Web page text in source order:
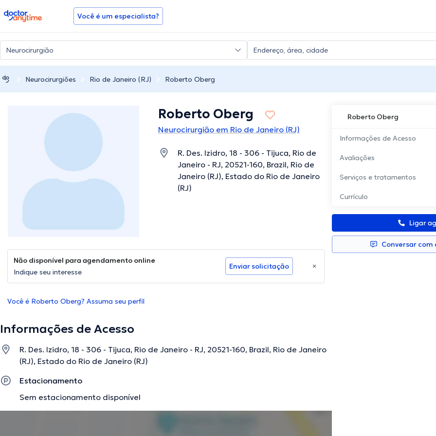
doctoranytime Você é um especialista?
Neurocirurgiões Rio de Janeiro (RJ) Roberto Oberg
Roberto Oberg
Informações de Acesso
Avaliações
Serviços e tratamentos
Currículo
Ligar
Conversar com
Roberto Oberg
Neurocirurgião em Rio de Janeiro (RJ)
R. Des. Izidro, 18 - 306 - Tijuca, Rio de
Janeiro - RJ, 20521-160, Brazil, Rio de
Janeiro (RJ), Estado do Rio de Janeiro
(RJ)
Não disponível para agendamento online
Indique seu interesse
Enviar solicitação
Você é Roberto Oberg? Assuma seu perfil
Informações de Acesso
R. Des. Izidro, 18 - 306 - Tijuca, Rio de Janeiro - RJ, 20521-160, Brazil, Rio de Janeiro
(RJ), Estado do Rio de Janeiro (RJ)
Estacionamento
Sem estacionamento disponível